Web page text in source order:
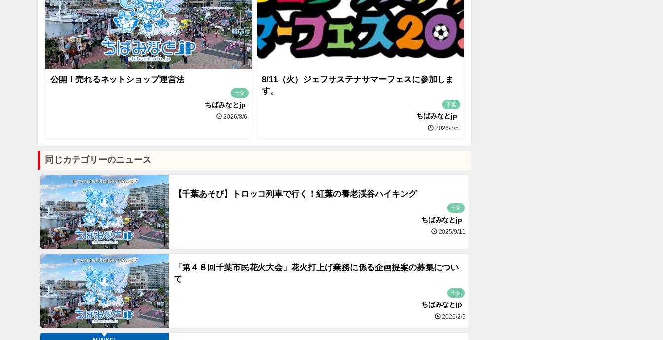
公開！売れるネットショップ運営法
千葉
ちばみなとjp
2026/8/6
8/11（火）ジェフサステナサマーフェスに参加しま
す。
千葉
ちばみなとjp
2026/8/5
同じカテゴリーのニュース
【千葉あそび】トロッコ列車で行く！紅葉の養老渓谷ハイキング
千葉
ちばみなとjp
2025/9/11
「第４８回千葉市民花火大会」花火打上げ業務に係る企画提案の募集につい
て
千葉
ちばみなとjp
2026/2/5